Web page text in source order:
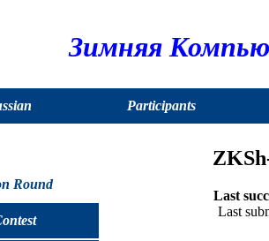
Зимняя
Participants
Round
Last
Last